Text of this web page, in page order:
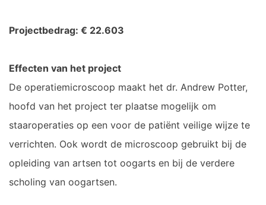
Projectbedrag: € 22.603
Effecten van het project
De operatiemicroscoop maakt het dr. Andrew Potter,
hoofd van het project ter plaatse mogelijk om
staaroperaties op een voor de patiënt veilige wijze te
verrichten. Ook wordt de microscoop gebruikt bij de
opleiding van artsen tot oogarts en bij de verdere
scholing van oogartsen.